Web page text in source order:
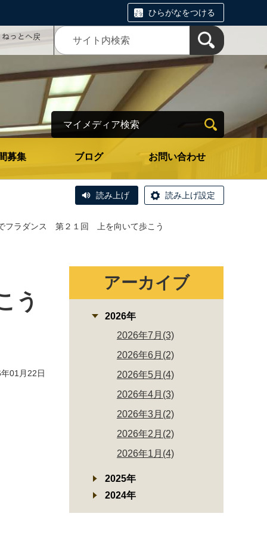
ひらがなをつける
っとへ戻
募集 ブログ お問い合わせ
マイメディア検索
読み上げ 読み上げ設定
フラダンス 第２１回 上を向いて歩こう
う
01月22日
アーカイブ
2026年
2026年7月(3)
2026年6月(2)
2026年5月(4)
2026年4月(3)
2026年3月(2)
2026年2月(2)
2026年1月(4)
2025年
2024年